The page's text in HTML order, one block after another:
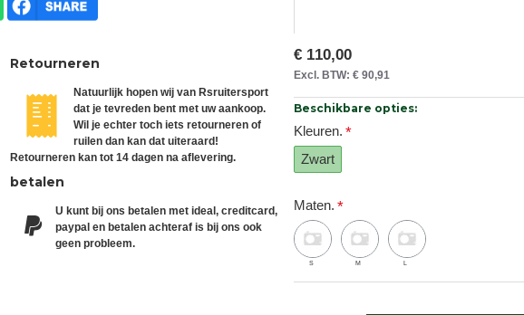
Retourneren
Natuurlijk hopen wij van Rsruitersport
dat je tevreden bent met uw aankoop.
Wil je echter toch iets retourneren of
ruilen dan kan dat uiteraard!
Retourneren kan tot 14 dagen na aflevering.
betalen
U kunt bij ons betalen met ideal, creditcard,
paypal en betalen achteraf is bij ons ook
geen probleem.
€ 110,00
Excl. BTW: € 90,91
Beschikbare opties:
Kleuren.
Zwart
Maten.
S M L